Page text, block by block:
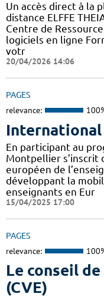
Un accès direct à la
distance ELFFE
Centre de
logiciels en ligne
votr
20/04/2026 14:06
PAGES
relevance:
International
En participant au
Montpellier s’inscrit
européen de
développant la
enseignants en Eur
15/04/2025 17:00
PAGES
relevance:
Le conseil
(CVE)